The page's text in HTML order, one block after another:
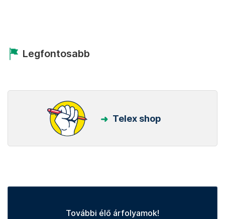
Legfontosabb
Telex shop
További élő árfolyamok!